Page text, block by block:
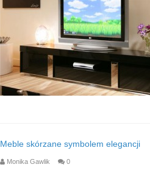
Meble skórzane symbolem elegancji
Monika Gawlik 0